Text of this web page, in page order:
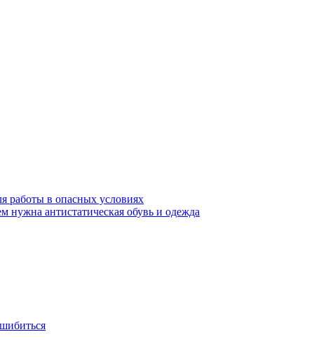
работы в опасных условиях
нужна антистатическая обувь и одежда